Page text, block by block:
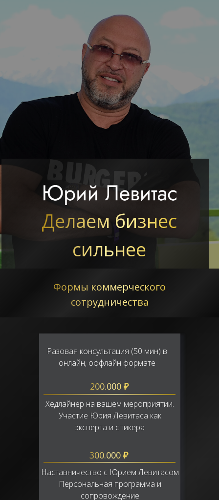
Делаем бизнес
сильнее
Формы коммерческого
сотрудничества
200.000 ₽
300.000 ₽
Разовая консультация (50 мин) в
онлайн, оффлайн формате
Хедлайнер на вашем мероприятии.
Участие Юрия Левитаса как
эксперта и спикера
Наставничество с Юрием Левитасом
Персональная программа и
сопровождение